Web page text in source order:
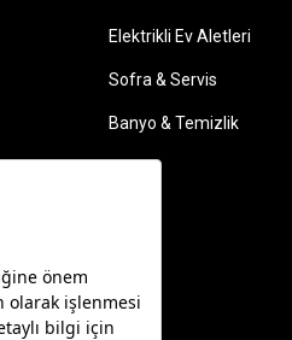
Elektrikli Ev Aletleri
Sofra & Servis
Banyo & Temizlik